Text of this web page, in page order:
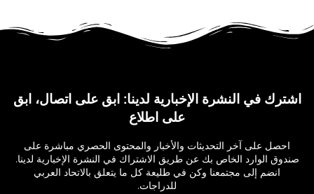
اشترك في النشرة الإخبارية لدينا: ابق على اتصال، ابق
على اطلاع
احصل على آخر التحديثات والأخبار والمحتوى الحصري مباشرة على
صندوق الوارد الخاص بك عن طريق الاشتراك في النشرة الإخبارية لدينا.
انضم إلى مجتمعنا وكن في طليعة كل ما يتعلق بالاتحاد العربي
للدراجات.